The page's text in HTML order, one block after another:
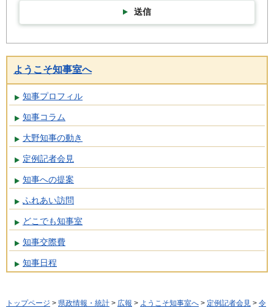
送信
ようこそ知事室へ
知事プロフィル
知事コラム
大野知事の動き
定例記者会見
知事への提案
ふれあい訪問
どこでも知事室
知事交際費
知事日程
トップページ > 県政情報・統計 > 広報 > ようこそ知事室へ > 定例記者会見 > 令